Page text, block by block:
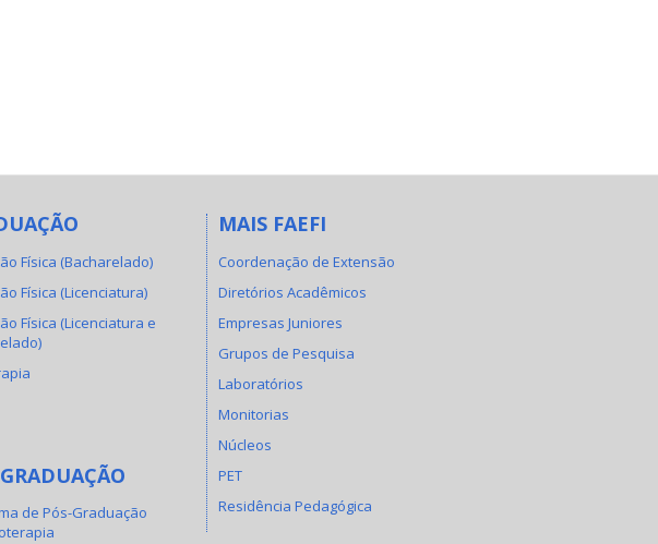
Física (Bacharelado)
Física (Licenciatura)
Física (Licenciatura e
de Pós-Graduação
MAIS FAEFI
Coordenação de Extensão
Diretórios Acadêmicos
Empresas Juniores
Grupos de Pesquisa
Laboratórios
Monitorias
Núcleos
PET
Residência Pedagógica